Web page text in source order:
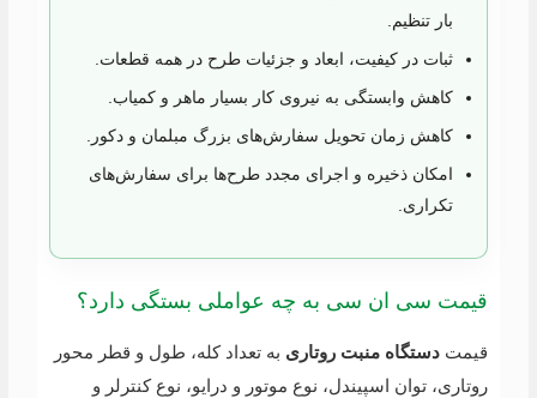
بار تنظیم.
ثبات در کیفیت، ابعاد و جزئیات طرح در همه قطعات.
کاهش وابستگی به نیروی کار بسیار ماهر و کمیاب.
کاهش زمان تحویل سفارش‌های بزرگ مبلمان و دکور.
امکان ذخیره و اجرای مجدد طرح‌ها برای سفارش‌های
تکراری.
قیمت سی ان سی به چه عواملی بستگی دارد؟
قیمتدستگاه منبت روتاری به تعداد کله، طول و قطر محور
روتاری، توان اسپیندل، نوع موتور و درایو، نوع کنترلر و